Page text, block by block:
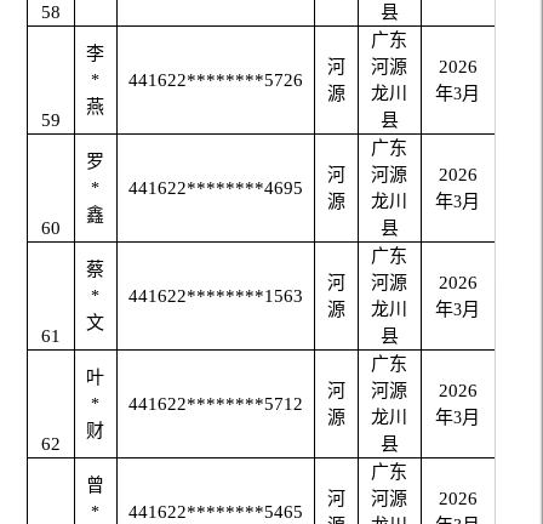
58
县
59
李
*
燕
441622********5726
河
源
广东
河源
龙川
县
2026
年3月
60
罗
*
鑫
441622********4695
河
源
广东
河源
龙川
县
2026
年3月
61
蔡
*
文
441622********1563
河
源
广东
河源
龙川
县
2026
年3月
62
叶
*
财
441622********5712
河
源
广东
河源
龙川
县
2026
年3月
曾
* 441622********5465
河
广东
河源
2026